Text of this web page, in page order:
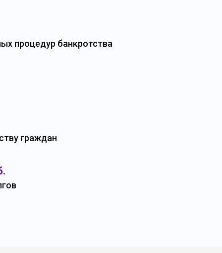
граждан
процедур банкротства